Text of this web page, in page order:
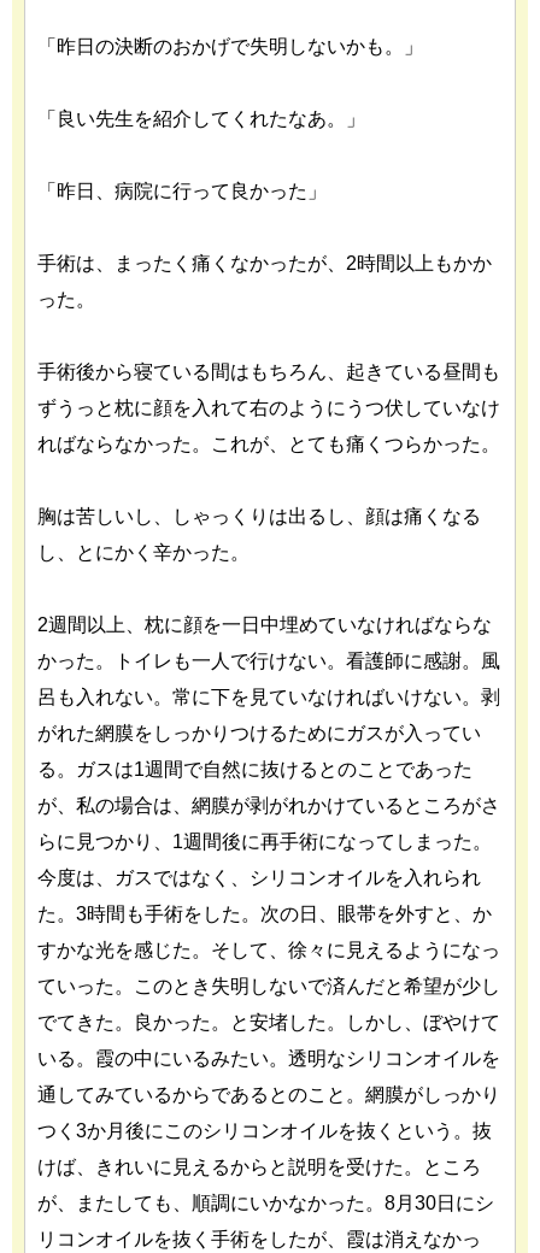
「昨日の決断のおかげで失明しないかも。」
「良い先生を紹介してくれたなあ。」
「昨日、病院に行って良かった」
手術は、まったく痛くなかったが、2時間以上もかか
った。
手術後から寝ている間はもちろん、起きている昼間も
ずうっと枕に顔を入れて右のようにうつ伏していなけ
ればならなかった。これが、とても痛くつらかった。
胸は苦しいし、しゃっくりは出るし、顔は痛くなる
し、とにかく辛かった。
2週間以上、枕に顔を一日中埋めていなければならな
かった。トイレも一人で行けない。看護師に感謝。風
呂も入れない。常に下を見ていなければいけない。剥
がれた網膜をしっかりつけるためにガスが入ってい
る。ガスは1週間で自然に抜けるとのことであった
が、私の場合は、網膜が剥がれかけているところがさ
らに見つかり、1週間後に再手術になってしまった。
今度は、ガスではなく、シリコンオイルを入れられ
た。3時間も手術をした。次の日、眼帯を外すと、か
すかな光を感じた。そして、徐々に見えるようになっ
ていった。このとき失明しないで済んだと希望が少し
でてきた。良かった。と安堵した。しかし、ぼやけて
いる。霞の中にいるみたい。透明なシリコンオイルを
通してみているからであるとのこと。網膜がしっかり
つく3か月後にこのシリコンオイルを抜くという。抜
けば、きれいに見えるからと説明を受けた。ところ
が、またしても、順調にいかなかった。8月30日にシ
リコンオイルを抜く手術をしたが、霞は消えなかっ